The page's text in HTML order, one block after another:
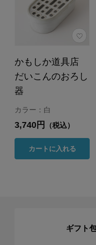
かもしか道具店
だいこんのおろし
器
カラー：白
3,740円 （税込）
カートに入れる
ギフト